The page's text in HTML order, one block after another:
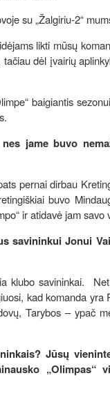
su „Žalgiriu-2“
likti mūsų
dėl įvairių
baigiantis
jame buvo
pernai dirbau
buvo
ir atidavė jam savo
savininkui Jonui
klubo savininkai.
kad komanda yra
Tarybos – ypač
Jūsų
„Olimpas“